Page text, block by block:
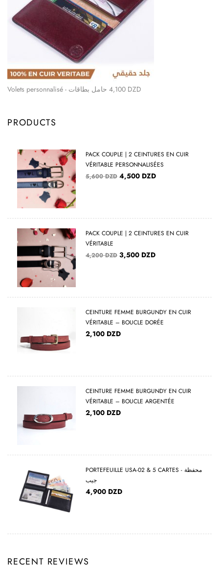
Volets personnalisé - حامل بطاقات 4,100 DZD
PRODUCTS
PACK COUPLE | 2 CEINTURES EN CUIR
VÉRITABLE PERSONNALISÉES
5,600DZD 4,500 DZD
PACK COUPLE | 2 CEINTURES EN CUIR
VÉRITABLE
4,200DZD 3,500 DZD
CEINTURE FEMME BURGUNDY EN CUIR
VÉRITABLE – BOUCLE DORÉE
2,100 DZD
CEINTURE FEMME BURGUNDY EN CUIR
VÉRITABLE – BOUCLE ARGENTÉE
2,100 DZD
PORTEFEUILLE USA-02 & 5 CARTES - محفظة
جيب
4,900 DZD
RECENT REVIEWS